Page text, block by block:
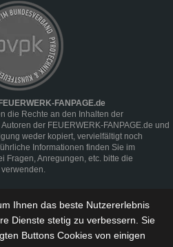
FANPAGE.de
die Rechte an den Inhalten der
der FEUERWERK-FANPAGE.de und
weder kopiert, vervielfältigt noch
Informationen finden Sie im
Fragen, Anregungen, etc. bitte die
verwenden.
Ihnen das beste Nutzererlebnis
Dienste stetig zu verbessern . Sie
Buttons Cookies von einigen